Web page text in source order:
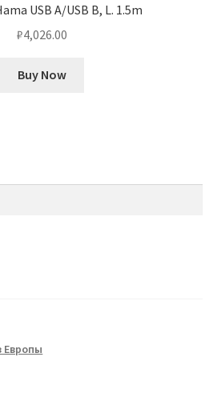
USB A/USB B, L. 1.5m
₽4,026.00
Buy Now
Европы